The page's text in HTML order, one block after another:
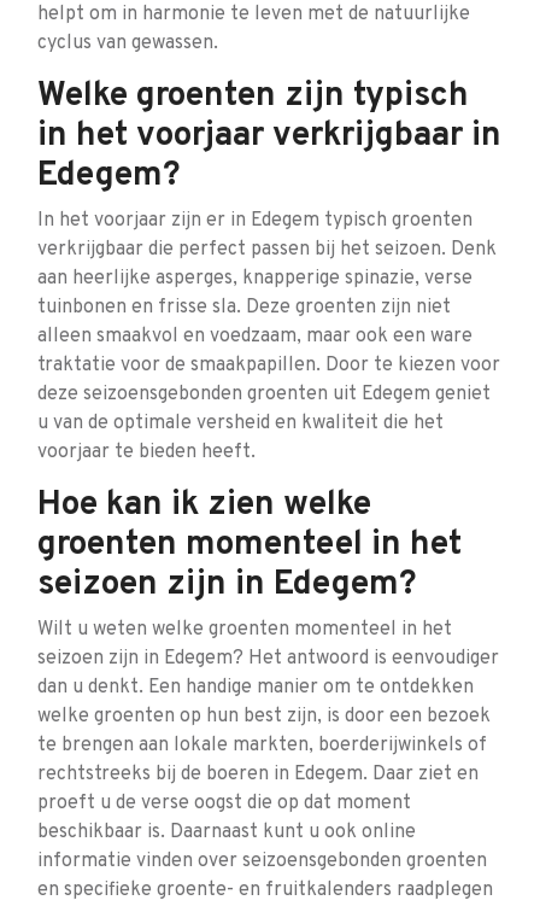
helpt om in harmonie te leven met de natuurlijke
cyclus van gewassen.
Welke groenten zijn typisch
in het voorjaar verkrijgbaar in
Edegem?
In het voorjaar zijn er in Edegem typisch groenten
verkrijgbaar die perfect passen bij het seizoen. Denk
aan heerlijke asperges, knapperige spinazie, verse
tuinbonen en frisse sla. Deze groenten zijn niet
alleen smaakvol en voedzaam, maar ook een ware
traktatie voor de smaakpapillen. Door te kiezen voor
deze seizoensgebonden groenten uit Edegem geniet
u van de optimale versheid en kwaliteit die het
voorjaar te bieden heeft.
Hoe kan ik zien welke
groenten momenteel in het
seizoen zijn in Edegem?
Wilt u weten welke groenten momenteel in het
seizoen zijn in Edegem? Het antwoord is eenvoudiger
dan u denkt. Een handige manier om te ontdekken
welke groenten op hun best zijn, is door een bezoek
te brengen aan lokale markten, boerderijwinkels of
rechtstreeks bij de boeren in Edegem. Daar ziet en
proeft u de verse oogst die op dat moment
beschikbaar is. Daarnaast kunt u ook online
informatie vinden over seizoensgebonden groenten
en specifieke groente- en fruitkalenders raadplegen